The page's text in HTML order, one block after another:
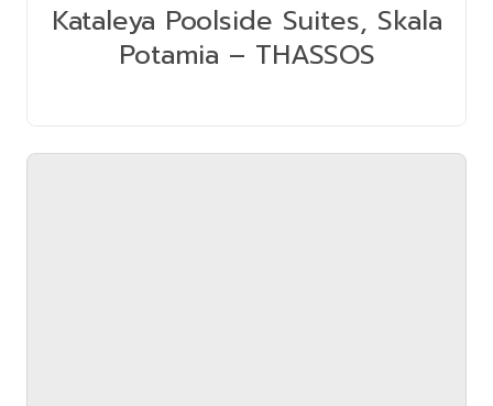
Kataleya Poolside Suites, Skala
Potamia – THASSOS